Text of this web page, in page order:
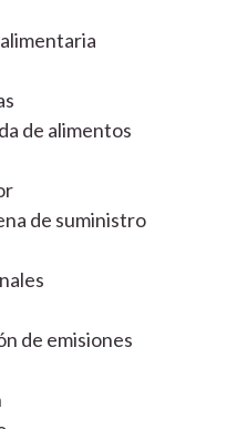
de alimentos
de suministro
de emisiones